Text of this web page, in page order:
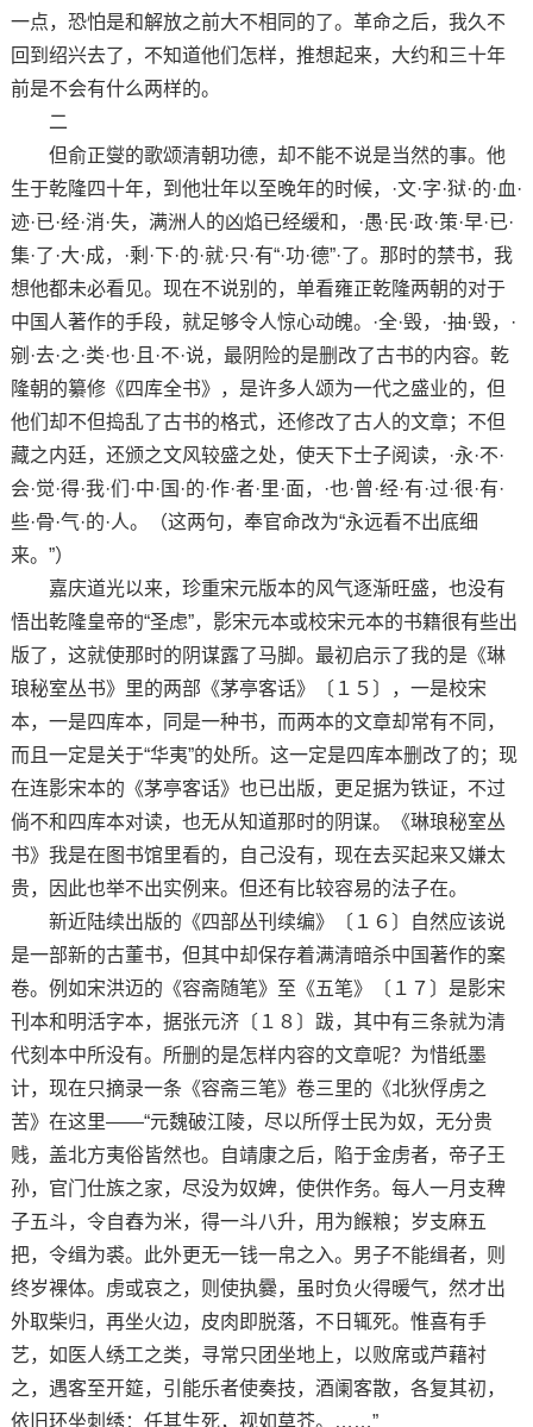
一点，恐怕是和解放之前大不相同的了。革命之后，我久不
回到绍兴去了，不知道他们怎样，推想起来，大约和三十年
前是不会有什么两样的。
二
但俞正燮的歌颂清朝功德，却不能不说是当然的事。他
生于乾隆四十年，到他壮年以至晚年的时候，·文·字·狱·的·血·
迹·已·经·消·失，满洲人的凶焰已经缓和，·愚·民·政·策·早·已·
集·了·大·成，·剩·下·的·就·只·有“·功·德”·了。那时的禁书，我
想他都未必看见。现在不说别的，单看雍正乾隆两朝的对于
中国人著作的手段，就足够令人惊心动魄。·全·毁，·抽·毁，·
剜·去·之·类·也·且·不·说，最阴险的是删改了古书的内容。乾
隆朝的纂修《四库全书》，是许多人颂为一代之盛业的，但
他们却不但捣乱了古书的格式，还修改了古人的文章；不但
藏之内廷，还颁之文风较盛之处，使天下士子阅读，·永·不·
会·觉·得·我·们·中·国·的·作·者·里·面，·也·曾·经·有·过·很·有·
些·骨·气·的·人。（这两句，奉官命改为“永远看不出底细
来。”）
嘉庆道光以来，珍重宋元版本的风气逐渐旺盛，也没有
悟出乾隆皇帝的“圣虑”，影宋元本或校宋元本的书籍很有些出
版了，这就使那时的阴谋露了马脚。最初启示了我的是《琳
琅秘室丛书》里的两部《茅亭客话》〔１５〕，一是校宋
本，一是四库本，同是一种书，而两本的文章却常有不同，
而且一定是关于“华夷”的处所。这一定是四库本删改了的；现
在连影宋本的《茅亭客话》也已出版，更足据为铁证，不过
倘不和四库本对读，也无从知道那时的阴谋。《琳琅秘室丛
书》我是在图书馆里看的，自己没有，现在去买起来又嫌太
贵，因此也举不出实例来。但还有比较容易的法子在。
新近陆续出版的《四部丛刊续编》〔１６〕自然应该说
是一部新的古董书，但其中却保存着满清暗杀中国著作的案
卷。例如宋洪迈的《容斋随笔》至《五笔》〔１７〕是影宋
刊本和明活字本，据张元济〔１８〕跋，其中有三条就为清
代刻本中所没有。所删的是怎样内容的文章呢？为惜纸墨
计，现在只摘录一条《容斋三笔》卷三里的《北狄俘虏之
苦》在这里——“元魏破江陵，尽以所俘士民为奴，无分贵
贱，盖北方夷俗皆然也。自靖康之后，陷于金虏者，帝子王
孙，官门仕族之家，尽没为奴婢，使供作务。每人一月支稗
子五斗，令自舂为米，得一斗八升，用为餱粮；岁支麻五
把，令缉为裘。此外更无一钱一帛之入。男子不能缉者，则
终岁裸体。虏或哀之，则使执爨，虽时负火得暖气，然才出
外取柴归，再坐火边，皮肉即脱落，不日辄死。惟喜有手
艺，如医人绣工之类，寻常只团坐地上，以败席或芦藉衬
之，遇客至开筵，引能乐者使奏技，酒阑客散，各复其初，
依旧环坐刺绣：任其生死，视如草芥。……”